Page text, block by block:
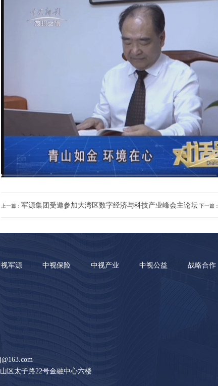
上一篇： 军源集团受邀参加大湾区数字经济与科技产业峰会主论坛 下一篇：
军源 中视保险 中视产业 中视公益 战略合作
区太子路22号金融中心六楼